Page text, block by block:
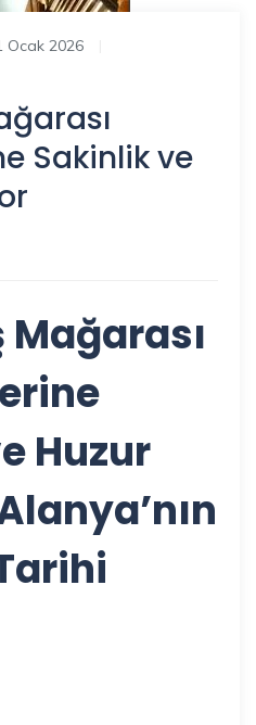
Ocak 2026
Sakinlik ve
Huzur